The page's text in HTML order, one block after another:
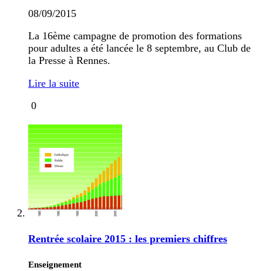
08/09/2015
La 16ème campagne de promotion des formations
pour adultes a été lancée le 8 septembre, au Club de
la Presse à Rennes.
Lire la suite
0
Rentrée scolaire 2015 : les premiers chiffres
Enseignement